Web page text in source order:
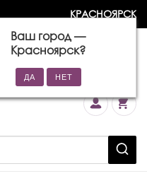
КРАСНОЯРСК
Ваш город —
Красноярск?
(бесплатно)